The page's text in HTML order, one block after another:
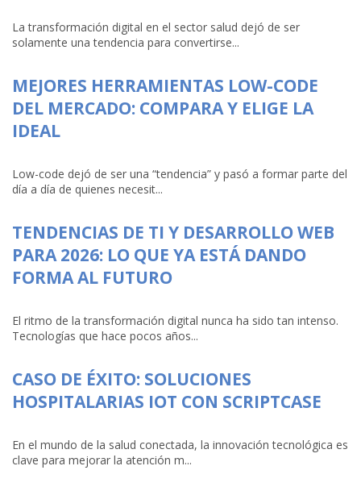
La transformación digital en el sector salud dejó de ser
solamente una tendencia para convertirse...
MEJORES HERRAMIENTAS LOW-CODE
DEL MERCADO: COMPARA Y ELIGE LA
IDEAL
Low-code dejó de ser una “tendencia” y pasó a formar parte del
día a día de quienes necesit...
TENDENCIAS DE TI Y DESARROLLO WEB
PARA 2026: LO QUE YA ESTÁ DANDO
FORMA AL FUTURO
El ritmo de la transformación digital nunca ha sido tan intenso.
Tecnologías que hace pocos años...
CASO DE ÉXITO: SOLUCIONES
HOSPITALARIAS IOT CON SCRIPTCASE
En el mundo de la salud conectada, la innovación tecnológica es
clave para mejorar la atención m...